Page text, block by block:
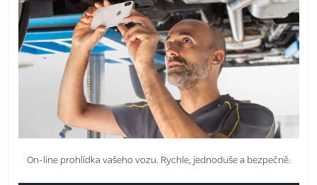
On‑line prohlídka vašeho vozu. Rychle, jednoduše a bezpečně.